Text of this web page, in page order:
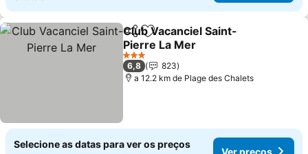
PartilharAdicionar aos favoritos
Club Vacanciel Saint-
Pierre La Mer
3 Estrelas
6,8
823
a 12.2 km de Plage des Chalets
Selecione as datas para ver os preços
Ver preços